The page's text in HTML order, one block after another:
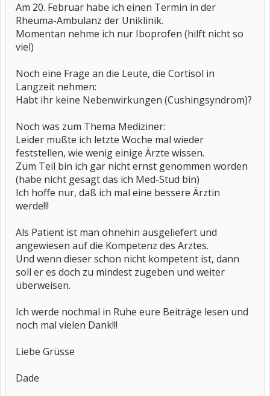
Am 20. Februar habe ich einen Termin in der
Rheuma-Ambulanz der Uniklinik.
Momentan nehme ich nur Iboprofen (hilft nicht so
viel)
Noch eine Frage an die Leute, die Cortisol in
Langzeit nehmen:
Habt ihr keine Nebenwirkungen (Cushingsyndrom)?
Noch was zum Thema Mediziner:
Leider mußte ich letzte Woche mal wieder
feststellen, wie wenig einige Ärzte wissen.
Zum Teil bin ich gar nicht ernst genommen worden
(habe nicht gesagt das ich Med-Stud bin)
Ich hoffe nur, daß ich mal eine bessere Ärztin
werde!!!
Als Patient ist man ohnehin ausgeliefert und
angewiesen auf die Kompetenz des Arztes.
Und wenn dieser schon nicht kompetent ist, dann
soll er es doch zu mindest zugeben und weiter
überweisen.
Ich werde nochmal in Ruhe eure Beiträge lesen und
noch mal vielen Dank!!!
Liebe Grüsse
Dade